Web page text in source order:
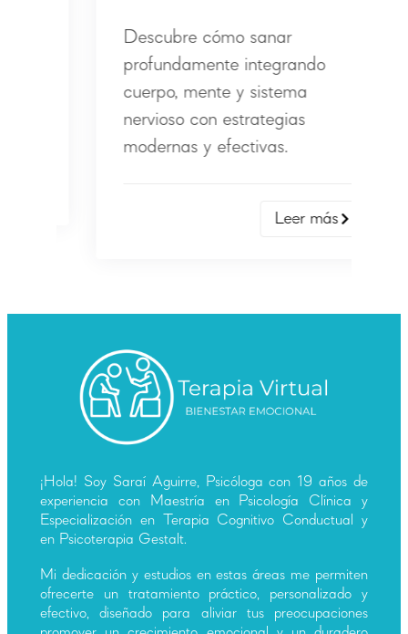
Descubre cómo sanar
profundamente integrando
cuerpo, mente y sistema
nervioso con estrategias
modernas y efectivas.
Leer más
¡Hola! Soy Saraí Aguirre, Psicóloga con 19 años de
experiencia con Maestría en Psicología Clínica y
Especialización en Terapia Cognitivo Conductual y
en Psicoterapia Gestalt.
Mi dedicación y estudios en estas áreas me permiten
ofrecerte un tratamiento práctico, personalizado y
efectivo, diseñado para aliviar tus preocupaciones